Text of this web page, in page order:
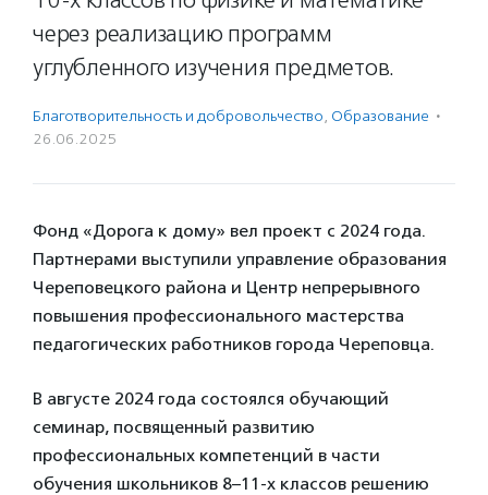
через реализацию программ
углубленного изучения предметов.
Благотвори­тель­ность и доброволь­чест­во, Образование ·
26.06.2025
Фонд «Дорога к дому» вел проект с 2024 года.
Партнерами выступили управление образования
Череповецкого района и Центр непрерывного
повышения профессионального мастерства
педагогических работников города Череповца.
В августе 2024 года состоялся обучающий
семинар, посвященный развитию
профессиональных компетенций в части
обучения школьников 8–11-х классов решению